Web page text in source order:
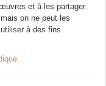
et à les partager
on ne peut les
à des fins